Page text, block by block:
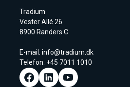
Tradium
Vester Allé 26
8900 Randers C
E-mail: info@tradium.dk
Telefon: +45 7011 1010